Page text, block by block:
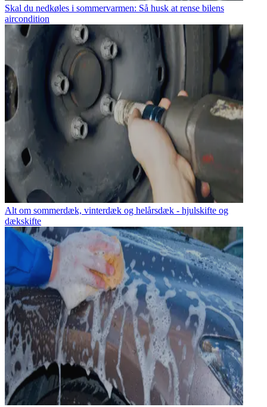
Skal du nedkøles i sommervarmen: Så husk at rense bilens
aircondition
Alt om sommerdæk, vinterdæk og helårsdæk - hjulskifte og
dækskifte